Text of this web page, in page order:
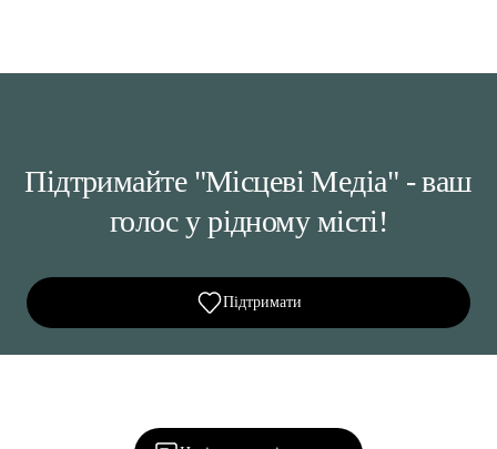
Підтримайте "Місцеві Медіа" - ваш
голос у рідному місті!
Підтримати